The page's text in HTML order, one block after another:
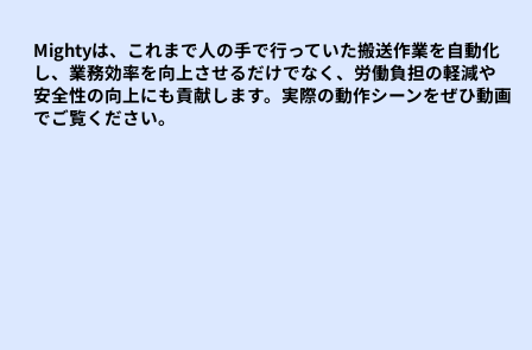
Mightyは、これまで人の手で行っていた搬送作業を自動化
し、業務効率を向上させるだけでなく、労働負担の軽減や
安全性の向上にも貢献します。実際の動作シーンをぜひ動画
でご覧ください。